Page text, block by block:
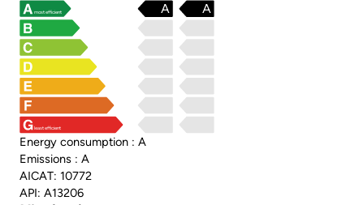
most efficient
least efficient
A
A
Energy consumption : A
Emissions : A
AICAT: 10772
API: A13206